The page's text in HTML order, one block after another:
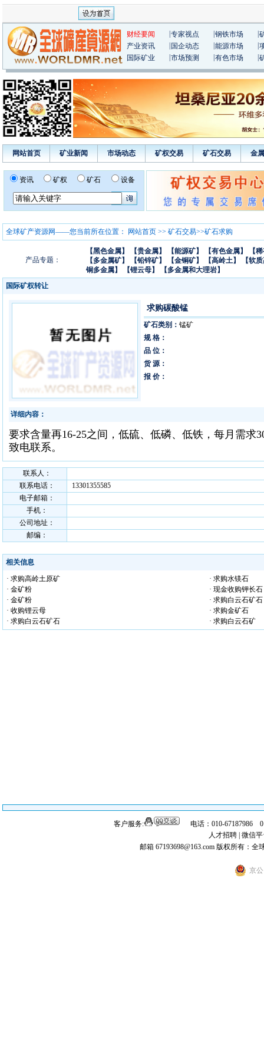
财经要闻 专家视点 钢铁市场
产业资讯
国企动态 能源市场
国际矿业
市场预测 有色市场
网站首页 矿业新闻 市场动态 矿权交易 矿石交易 金
资讯 矿权 矿石 设备
全球矿产资源网——您当前所在位置： 网站首页 >> 矿石交易>>矿石求购
产品专题：
【黑色金属】 【贵金属】 【能源矿】 【有色金属】
【
【多金属矿】
【铅锌矿】 【金铜矿】 【高岭土】
【软
铜多金属】
【锂云母】
【多金属和大理岩】
国际矿权转让
求购碳酸锰
矿石类别： 锰矿
规 格：
品 位：
货 源：
报 价：
详细内容：
要求含量再16-25之间，低硫、低磷、低铁，每月需求
致电联系。
联系人：
联系电话：
13301355585
电子邮箱：
手机：
公司地址：
邮编：
相关信息
· 求购高岭土原矿
· 求购水镁石
· 金矿粉
· 现金收购钾长石
· 金矿粉
· 求购白云石矿石
· 收购锂云母
· 求购金矿石
· 求购白云石矿石
· 求购白云石矿
客户服务:
电话：010-67187986
人才招聘 微信
邮箱 67193698@163.com 版权所有：全
京公